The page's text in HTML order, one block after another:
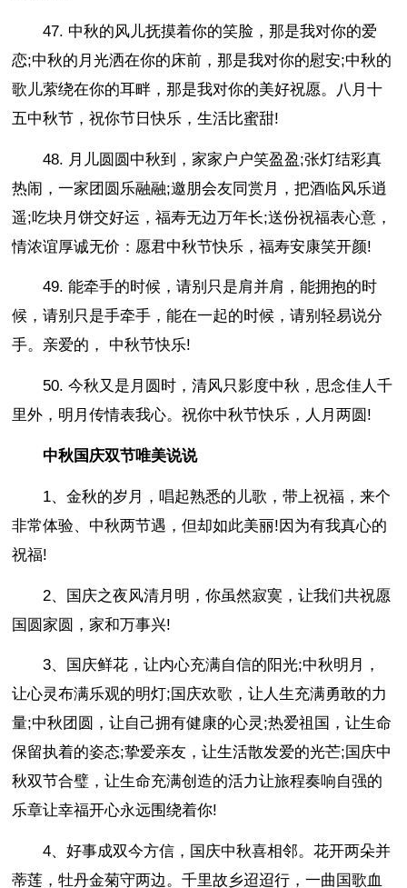
47. 中秋的风儿抚摸着你的笑脸，那是我对你的爱
恋;中秋的月光洒在你的床前，那是我对你的慰安;中秋的
歌儿萦绕在你的耳畔，那是我对你的美好祝愿。八月十
五中秋节，祝你节日快乐，生活比蜜甜!
48. 月儿圆圆中秋到，家家户户笑盈盈;张灯结彩真
热闹，一家团圆乐融融;邀朋会友同赏月，把酒临风乐逍
遥;吃块月饼交好运，福寿无边万年长;送份祝福表心意，
情浓谊厚诚无价：愿君中秋节快乐，福寿安康笑开颜!
49. 能牵手的时候，请别只是肩并肩，能拥抱的时
候，请别只是手牵手，能在一起的时候，请别轻易说分
手。亲爱的， 中秋节快乐!
50. 今秋又是月圆时，清风只影度中秋，思念佳人千
里外，明月传情表我心。祝你中秋节快乐，人月两圆!
中秋国庆双节唯美说说
1、金秋的岁月，唱起熟悉的儿歌，带上祝福，来个
非常体验、中秋两节遇，但却如此美丽!因为有我真心的
祝福!
2、国庆之夜风清月明，你虽然寂寞，让我们共祝愿
国圆家圆，家和万事兴!
3、国庆鲜花，让内心充满自信的阳光;中秋明月，
让心灵布满乐观的明灯;国庆欢歌，让人生充满勇敢的力
量;中秋团圆，让自己拥有健康的心灵;热爱祖国，让生命
保留执着的姿态;挚爱亲友，让生活散发爱的光芒;国庆中
秋双节合璧，让生命充满创造的活力让旅程奏响自强的
乐章让幸福开心永远围绕着你!
4、好事成双今方信，国庆中秋喜相邻。花开两朵并
蒂莲，牡丹金菊守两边。千里故乡迢迢行，一曲国歌血